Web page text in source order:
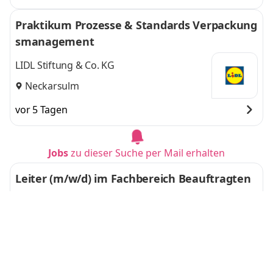
Praktikum Prozesse & Standards Verpackung
smanagement
LIDL Stiftung & Co. KG
Neckarsulm
vor 5 Tagen
Jobszu dieser Suche per Mail erhalten
Leiter (m/w/d) im Fachbereich Beauftragten